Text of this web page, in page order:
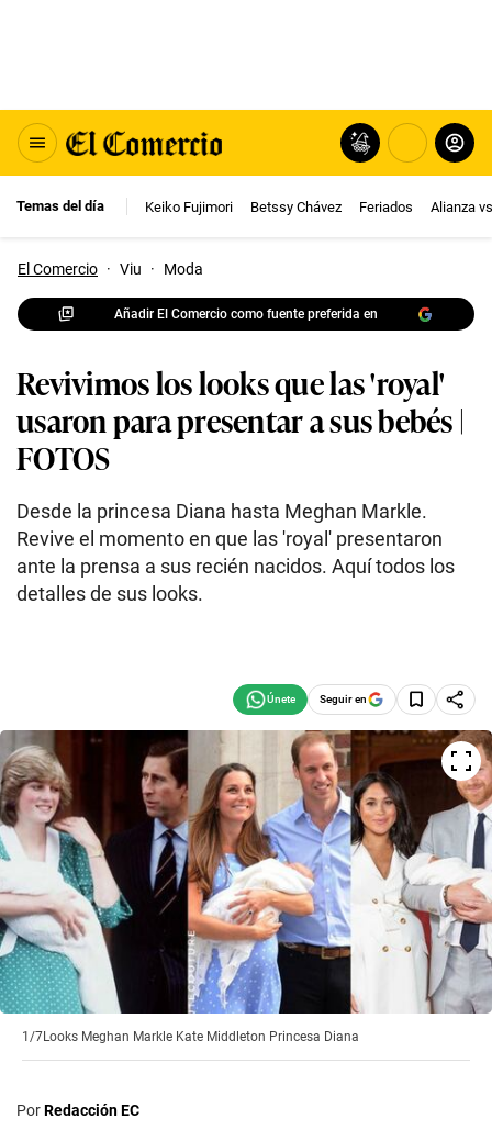
Temas del día Keiko Fujimori Betssy Chávez Feriados Alianza
El Comercio · Viu · Moda
Añadir El Comercio como fuente preferida en
Revivimos los looks que las 'royal'
usaron para presentar a sus bebés |
FOTOS
Desde la princesa Diana hasta Meghan Markle.
Revive el momento en que las 'royal' presentaron
ante la prensa a sus recién nacidos. Aquí todos los
detalles de sus looks.
Seguir en
1/7Looks Meghan Markle Kate Middleton Princesa Diana
PorRedacción EC